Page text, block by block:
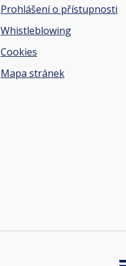
Prohlášení o přístupnosti
Whistleblowing
Cookies
Mapa stránek